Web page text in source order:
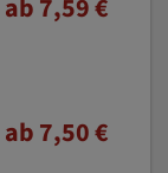
ab 7,59 €
ab 7,50 €